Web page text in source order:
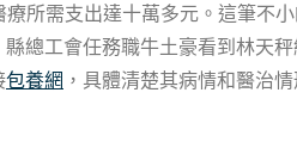
所需支出達十萬多元。這筆不
總工會任務職牛土豪看到林天
包養網 ，具體清楚其病情和醫治